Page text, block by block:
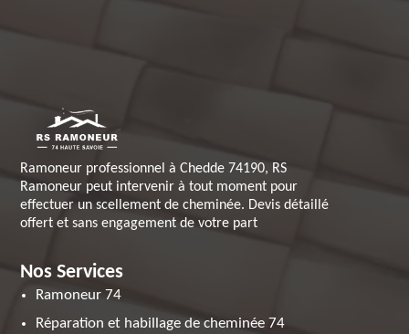
Ramoneur professionnel à Chedde 74190, RS
Ramoneur peut intervenir à tout moment pour
effectuer un scellement de cheminée. Devis détaillé
offert et sans engagement de votre part
Nos Services
Ramoneur 74
Réparation et habillage de cheminée 74